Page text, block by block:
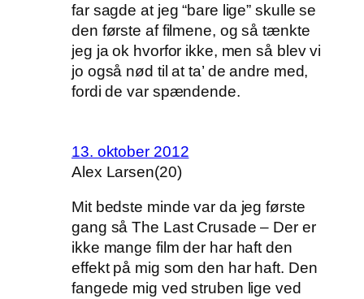
far sagde at jeg “bare lige” skulle se
den første af filmene, og så tænkte
jeg ja ok hvorfor ikke, men så blev vi
jo også nød til at ta’ de andre med,
fordi de var spændende.
13. oktober 2012
Alex Larsen(20)
Mit bedste minde var da jeg første
gang så The Last Crusade – Der er
ikke mange film der har haft den
effekt på mig som den har haft. Den
fangede mig ved struben lige ved